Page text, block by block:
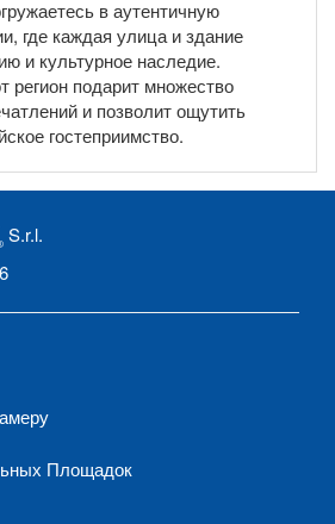
в аутентичную
где каждая улица и здание
и культурное наследие.
регион подарит множество
и позволит ощутить
гостеприимство.
S.r.l.
Площадок